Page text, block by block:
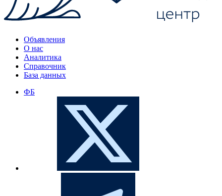
Объявления
О нас
Аналитика
Справочник
База данных
ФБ